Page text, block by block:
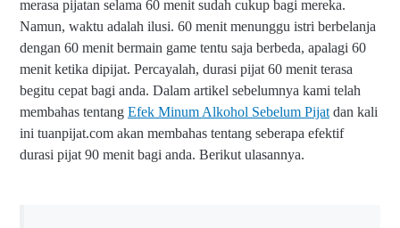
merasa pijatan selama 60 menit sudah cukup bagi mereka.
Namun, waktu adalah ilusi. 60 menit menunggu istri berbelanja
dengan 60 menit bermain game tentu saja berbeda, apalagi 60
menit ketika dipijat. Percayalah, durasi pijat 60 menit terasa
begitu cepat bagi anda. Dalam artikel sebelumnya kami telah
membahas tentang Efek Minum Alkohol Sebelum Pijat dan kali
ini tuanpijat.com akan membahas tentang seberapa efektif
durasi pijat 90 menit bagi anda. Berikut ulasannya.